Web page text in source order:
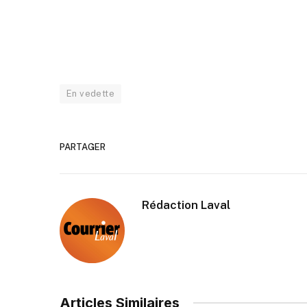
En vedette
PARTAGER
Rédaction Laval
Articles Similaires